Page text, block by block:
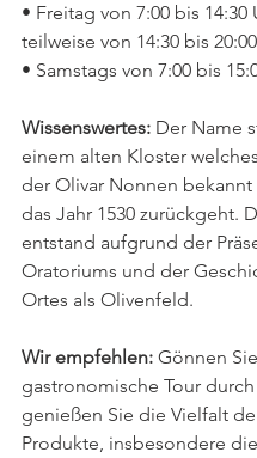
• Freitag von 7:00 bis 14:30
teilweise von 14:30 bis
• Samstags von 7:00 bis
Wissenswertes: Der Name
einem alten Kloster
der Olivar Nonnen
das Jahr 1530 zurückgeht.
entstand aufgrund der
Oratoriums und der
Ortes als Olivenfeld.
Wir empfehlen: Gönnen
gastronomische Tour
genießen Sie die Vielfalt
Produkte, insbesondere